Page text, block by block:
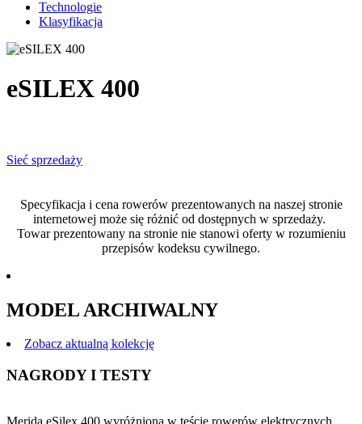
Technologie
Klasyfikacja
eSILEX 400
Sieć sprzedaży
Specyfikacja i cena rowerów prezentowanych na naszej stronie
internetowej może się różnić od dostępnych w sprzedaży.
Towar prezentowany na stronie nie stanowi oferty w rozumieniu
przepisów kodeksu cywilnego.
MODEL ARCHIWALNY
Zobacz aktualną kolekcję
NAGRODY I TESTY
Merida eSilex 400 wyróżniona w teście rowerów elektrycznych